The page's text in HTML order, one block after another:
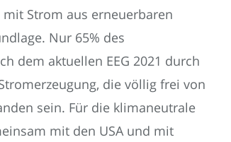
Strom aus erneuerbaren
Nur 65% des
dem aktuellen EEG 2021 durch
die völlig frei von
sein. Für die klimaneutrale
mit den USA und mit